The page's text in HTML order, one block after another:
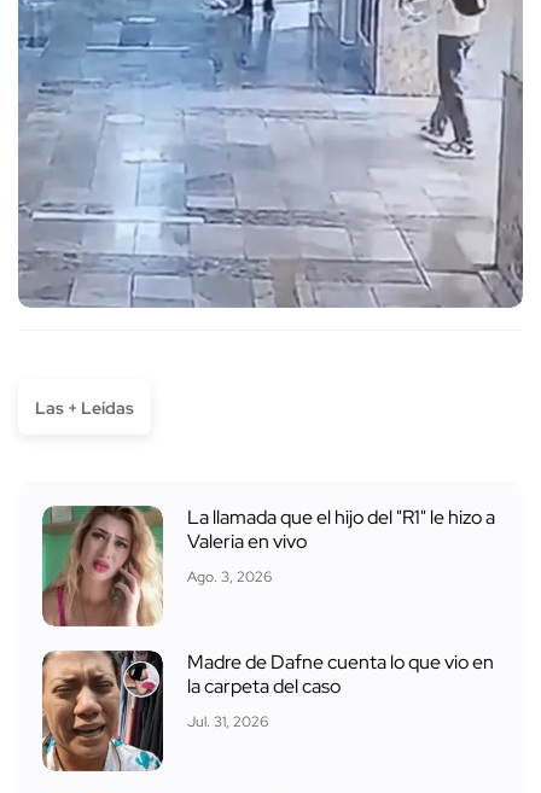
Las + Leídas
La llamada que el hijo del "R1" le hizo a
Valeria en vivo
Ago. 3, 2026
Madre de Dafne cuenta lo que vio en
la carpeta del caso
Jul. 31, 2026